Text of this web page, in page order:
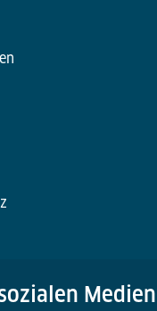
Medien